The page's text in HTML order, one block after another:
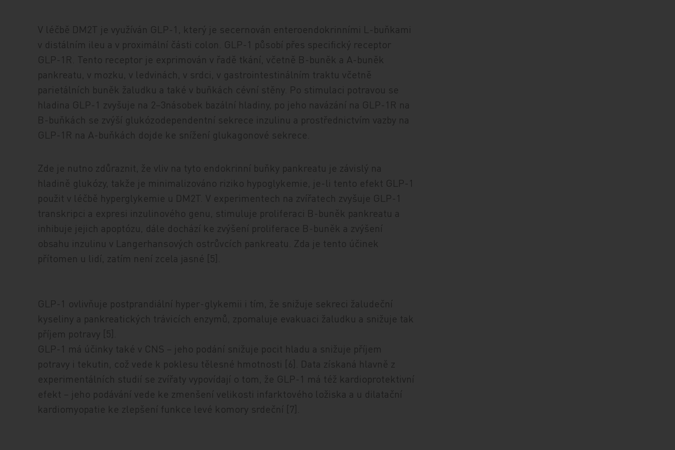
V léčbě DM2T je využíván GLP-1, který je secernován enteroendokrinními L-buňkami
v distálním ileu a v proximální části colon. GLP-1 působí přes specifický receptor
GLP-1R. Tento receptor je exprimován v řadě tkání, včetně B-buněk a A-buněk
pankreatu, v mozku, v ledvinách, v srdci, v gastrointestinálním traktu včetně
parietálních buněk žaludku a také v buňkách cévní stěny. Po stimulaci potravou se
hladina GLP-1 zvyšuje na 2–3násobek bazální hladiny, po jeho navázání na GLP-1R na
B-buňkách se zvýší glukózodependentní sekrece inzulinu a prostřednictvím vazby na
GLP-1R na A-buňkách dojde ke snížení glukagonové sekrece.
Zde je nutno zdůraznit, že vliv na tyto endokrinní buňky pankreatu je závislý na
hladině glukózy, takže je minimalizováno riziko hypoglykemie, je-li tento efekt GLP-1
použit v léčbě hyperglykemie u DM2T. V experimentech na zvířatech zvyšuje GLP-1
transkripci a expresi inzulinového genu, stimuluje proliferaci B-buněk pankreatu a
inhibuje jejich apoptózu, dále dochází ke zvýšení proliferace B-buněk a zvýšení
obsahu inzulinu v Langerhansových ostrůvcích pankreatu. Zda je tento účinek
přítomen u lidí, zatím není zcela jasné [5].
GLP-1 ovlivňuje postprandiální hyper-glykemii i tím, že snižuje sekreci žaludeční
kyseliny a pankreatických trávicích enzymů, zpomaluje evakuaci žaludku a snižuje tak
příjem potravy [5].
GLP-1 má účinky také v CNS – jeho podání snižuje pocit hladu a snižuje příjem
potravy i tekutin, což vede k poklesu tělesné hmotnosti [6]. Data získaná hlavně z
experimentálních studií se zvířaty vypovídají o tom, že GLP-1 má též kardioprotektivní
efekt – jeho podávání vede ke zmenšení velikosti infarktového ložiska a u dilatační
kardiomyopatie ke zlepšení funkce levé komory srdeční [7].